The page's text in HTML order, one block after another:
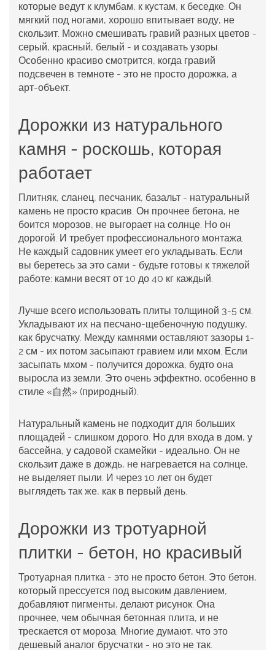
которые ведут к клумбам, к кустам, к беседке. Он
мягкий под ногами, хорошо впитывает воду, не
скользит. Можно смешивать гравий разных цветов -
серый, красный, белый - и создавать узоры.
Особенно красиво смотрится, когда гравий
подсвечен в темноте - это не просто дорожка, а
арт-объект.
Дорожки из натурального
камня - роскошь, которая
работает
Плитняк, сланец, песчаник, базальт - натуральный
камень не просто красив. Он прочнее бетона, не
боится морозов, не выгорает на солнце. Но он
дорогой. И требует профессионального монтажа.
Не каждый садовник умеет его укладывать. Если
вы беретесь за это сами - будьте готовы к тяжелой
работе: камни весят от 10 до 40 кг каждый.
Лучше всего использовать плиты толщиной 3-5 см.
Укладывают их на песчано-щебеночную подушку,
как брусчатку. Между камнями оставляют зазоры 1-
2 см - их потом засыпают гравием или мхом. Если
засыпать мхом - получится дорожка, будто она
выросла из земли. Это очень эффектно, особенно в
стиле «自然» (природный).
Натуральный камень не подходит для больших
площадей - слишком дорого. Но для входа в дом, у
бассейна, у садовой скамейки - идеально. Он не
скользит даже в дождь, не нагревается на солнце,
не выделяет пыли. И через 10 лет он будет
выглядеть так же, как в первый день.
Дорожки из тротуарной
плитки - бетон, но красивый
Тротуарная плитка - это не просто бетон. Это бетон,
который прессуется под высоким давлением,
добавляют пигменты, делают рисунок. Она
прочнее, чем обычная бетонная плита, и не
трескается от мороза. Многие думают, что это
дешевый аналог брусчатки - но это не так.